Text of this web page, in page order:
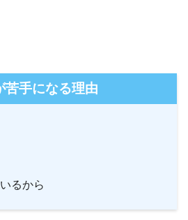
苦手になる理由
るから